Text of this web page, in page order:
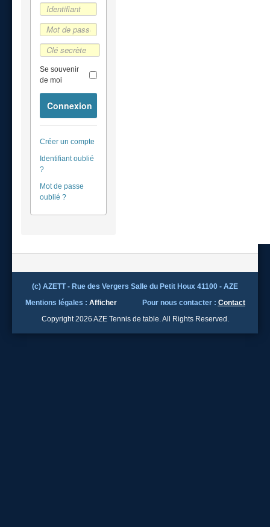
Se souvenir
de moi
Connexion
Créer un compte
Identifiant oublié
?
Mot de passe
oublié ?
(c) AZETT - Rue des Vergers Salle du Petit Houx 41100 - AZE
Mentions légales : Afficher Pour nous contacter : Contact
Copyright 2026 AZE Tennis de table. All Rights Reserved.